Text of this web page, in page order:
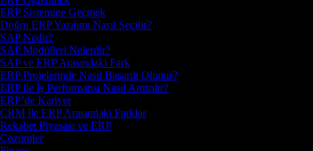
ERP Sistemine Geçmek
Doğru ERP Yazılımı Nasıl Seçilir?
SAP Nedir?
SAP Modülleri Nelerdir?
SAP ve ERP Arasındaki Fark
ERP Projelerinde Nasıl Başarılı Olunur?
ERP ile İş Performansı Nasıl Arttırılır?
ERP’de Kariyer
CRM ile ERP Arasındaki Farklar
Rekabet Piyasası ve ERP
Çözümler